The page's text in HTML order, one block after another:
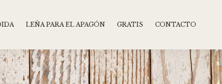
LEÑA PARA EL APAGÓN GRATIS CONTACTO